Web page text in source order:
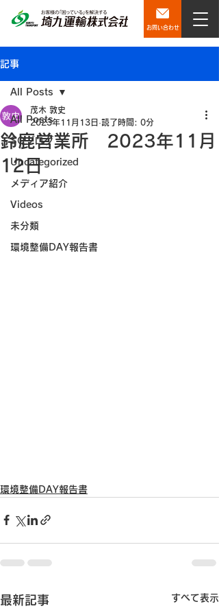
お問い合わせ
記事
All Posts
SQブログ
Uncategorized
メディア紹介
Videos
未分類
環境整備DAY報告書
All Posts
鈴鹿営業所 2023年11月
12日
茂木 敦史
2023年11月13日 読了時間: 0分
環境整備DAY報告書
最新記事 すべて表示